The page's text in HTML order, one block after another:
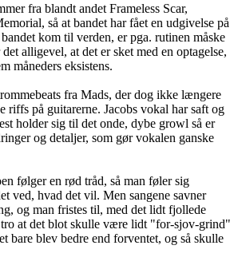
fra blandt andet Frameless Scar,
så at bandet har fået en udgivelse på
kom til verden, er pga. rutinen måske
alligevel, at det er sket med en optagelse,
måneders eksistens.
fra Mads, der dog ikke længere
riffs på guitarerne. Jacobs vokal har saft og
holder sig til det onde, dybe growl så er
og detaljer, som gør vokalen ganske
følger en rød tråd, så man føler sig
ved, hvad det vil. Men sangene savner
og man fristes til, med det lidt fjollede
tro at det blot skulle være lidt "for-sjov-grind"
bare blev bedre end forventet, og så skulle